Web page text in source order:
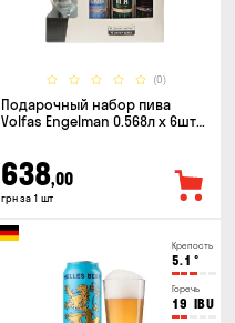
(0)
Подарочный набор пива
Volfas Engelman 0.568л x 6шт +
638,00
грн за 1 шт
Крепость
5.1 °
Горечь
19 IBU